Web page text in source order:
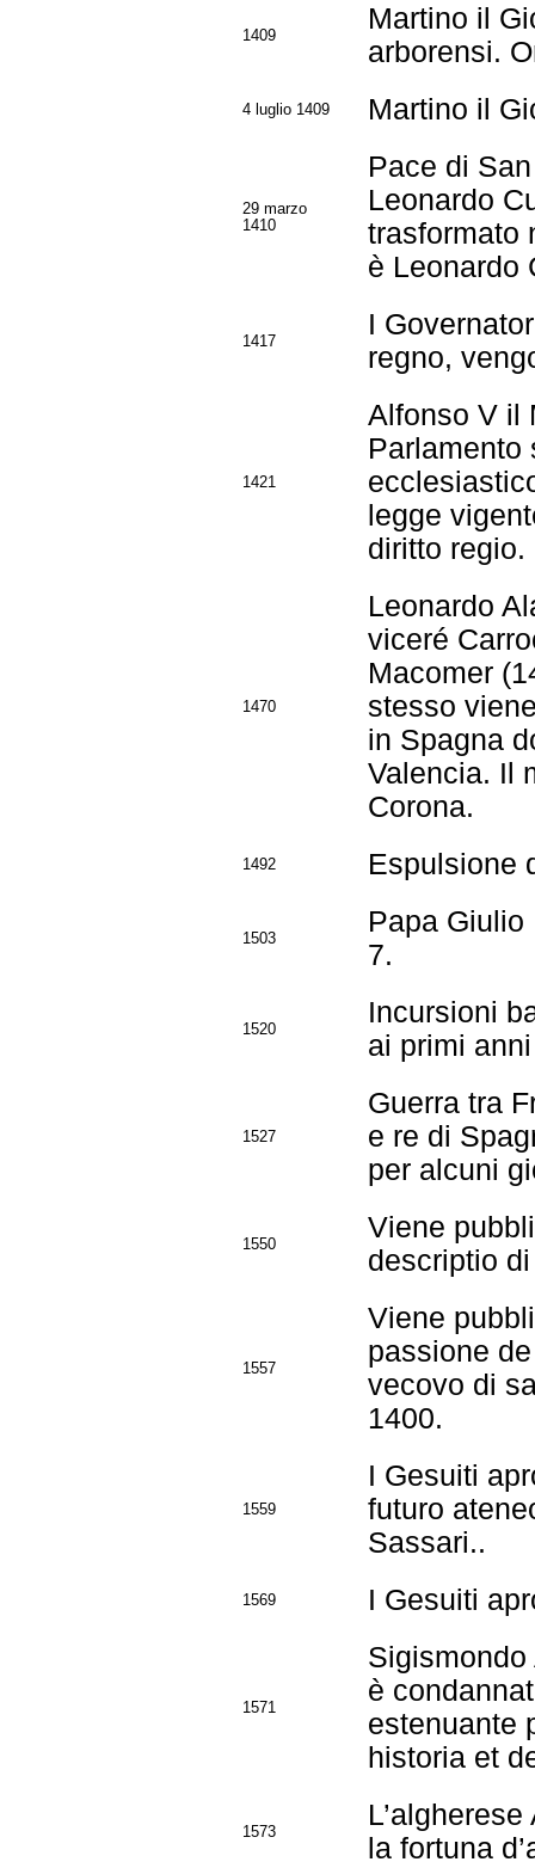
1409
Martino il
arborensi.
4 luglio 1409 Martino il
29 marzo
1410
Pace di
Leonardo
trasformato
è Leonardo
1417
I
regno,
1421
Alfonso V il
Parlamento
legge
diritto regio.
1470
Leonardo
viceré
Macomer
stesso
in Spagna
Valencia. Il
Corona.
1492 Espulsione
1503
Papa
7.
1520
Incursioni
ai primi
1527
Guerra tra
e re di
per alcuni
1550
Viene
descriptio
1557
Viene
passione
vecovo di
1400.
1559
I Gesuiti
futuro
Sassari..
1569 I Gesuiti
1571
è
estenuante
historia et
1573
la fortuna